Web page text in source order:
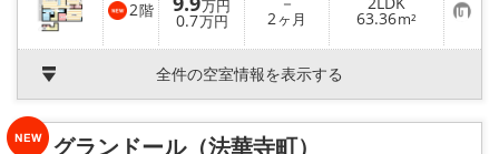
登
録
2階 万円
0.7万円 2ヶ月 63.36m² お
気
に
登
全件の空室情報を表示する
グランドール（法華寺町）